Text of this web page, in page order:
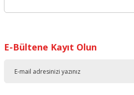
E-Bültene Kayıt Olun